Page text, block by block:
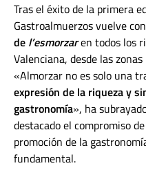
Tras el éxito de la primera
Gastroalmuerzos vuelve
de l’esmorzaren todos los
Valenciana, desde las
«Almorzar no es solo una
expresión de la riqueza y
gastronomía», ha
destacado el compromiso
promoción de la
fundamental.